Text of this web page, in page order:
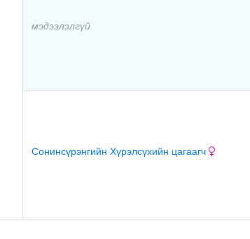
мэдээлэлгүй
Сонинсүрэнгийн Хүрэлсүхийн цагаагч